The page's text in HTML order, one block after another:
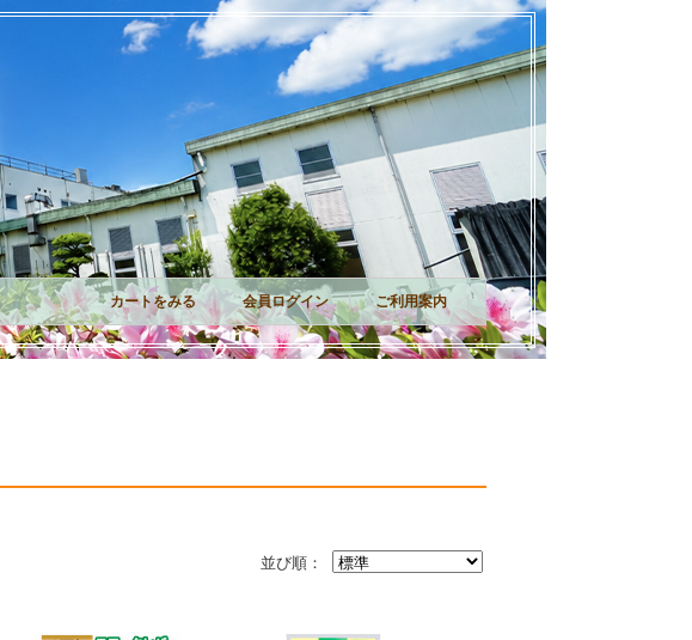
カートをみる ｜ 会員ログイン ｜ ご利用案内 ｜
並び順：